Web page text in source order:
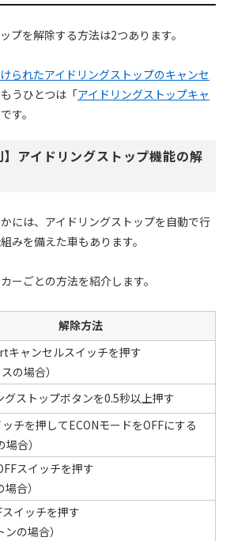
プを解除する方法は2つあります。
られたアイドリングストップのキャンセ
もうひとつは「アイドリングストップキャ
す。
】アイドリングストップ機能の解
には、アイドリングストップを自動で行
みを備えた車もあります。
ーごとの方法を紹介します。
解除方法
ャンセルスイッチを押す
の場合）
グストップボタンを0.5秒以上押す
チを押してECONモードをOFFにする
場合）
スイッチを押す
場合）
スイッチを押す
ンの場合）